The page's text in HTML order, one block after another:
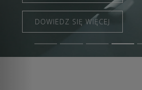
DOWIEDZ SIĘ WIĘCEJ